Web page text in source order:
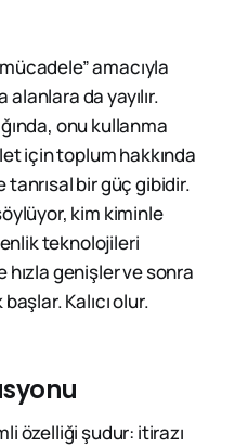
amacıyla
da yayılır.
onu kullanma
için toplum hakkında
bir güç gibidir.
kim kiminle
teknolojileri
genişler ve sonra
Kalıcı olur.
özelliği şudur: itirazı